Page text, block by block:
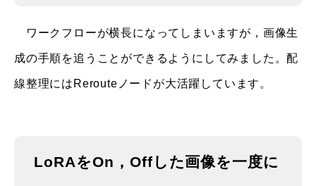
ワークフローが横長になってしまいますが，画像生
成の手順を追うことができるようにしてみました。配
線整理にはRerouteノードが大活躍しています。
LoRAをOn，Offした画像を一度に